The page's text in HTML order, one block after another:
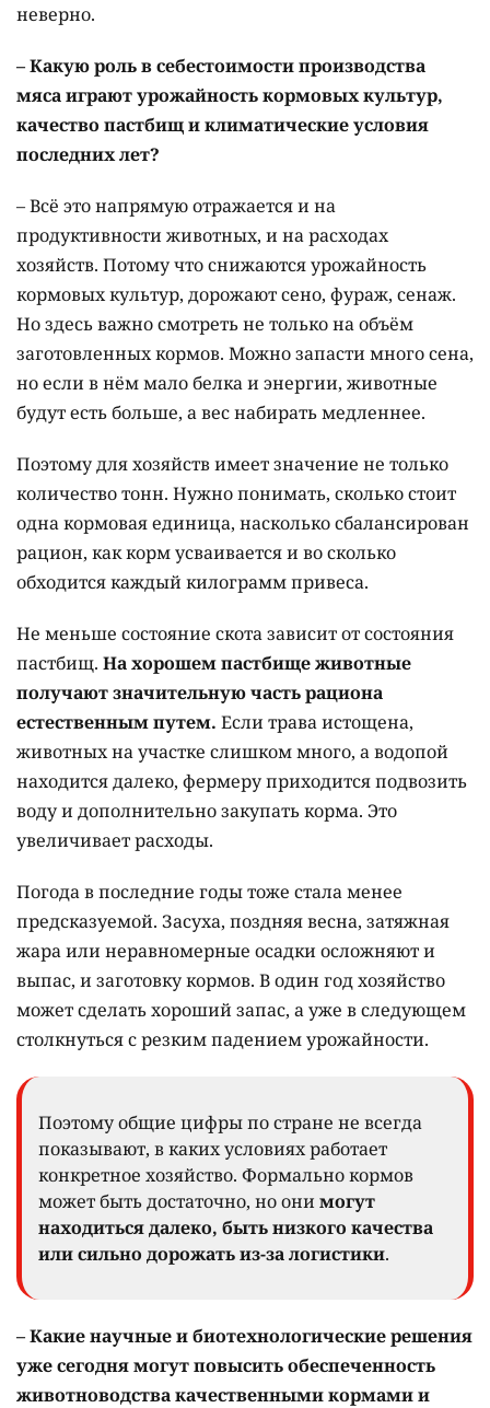
неверно.
– Какую роль в себестоимости производства
мяса играют урожайность кормовых культур,
качество пастбищ и климатические условия
последних лет?
– Всё это напрямую отражается и на
продуктивности животных, и на расходах
хозяйств. Потому что снижаются урожайность
кормовых культур, дорожают сено, фураж, сенаж.
Но здесь важно смотреть не только на объём
заготовленных кормов. Можно запасти много сена,
но если в нём мало белка и энергии, животные
будут есть больше, а вес набирать медленнее.
Поэтому для хозяйств имеет значение не только
количество тонн. Нужно понимать, сколько стоит
одна кормовая единица, насколько сбалансирован
рацион, как корм усваивается и во сколько
обходится каждый килограмм привеса.
Не меньше состояние скота зависит от состояния
пастбищ. На хорошем пастбище животные
получают значительную часть рациона
естественным путем. Если трава истощена,
животных на участке слишком много, а водопой
находится далеко, фермеру приходится подвозить
воду и дополнительно закупать корма. Это
увеличивает расходы.
Погода в последние годы тоже стала менее
предсказуемой. Засуха, поздняя весна, затяжная
жара или неравномерные осадки осложняют и
выпас, и заготовку кормов. В один год хозяйство
может сделать хороший запас, а уже в следующем
столкнуться с резким падением урожайности.
Поэтому общие цифры по стране не всегда
показывают, в каких условиях работает
конкретное хозяйство. Формально кормов
может быть достаточно, но онимогут
находиться далеко, быть низкого качества
или сильно дорожать из-за логистики.
– Какие научные и биотехнологические решения
уже сегодня могут повысить обеспеченность
животноводства качественными кормами и